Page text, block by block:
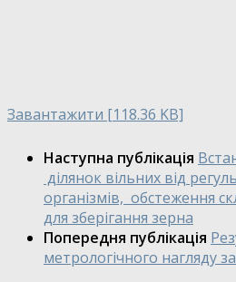
Завантажити [118.36 KB]
Наступна публікація
ділянок вільних від
організмів, обстеження
для зберігання зерна
Попередня публікація
метрологічного нагляду